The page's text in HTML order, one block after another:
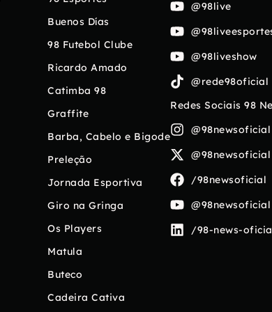
Buenos Días
98 Futebol Clube
Ricardo Amado
Catimba 98
Graffite
Barba, Cabelo e Bigode
Preleção
Jornada Esportiva
Giro na Gringa
Os Players
Matula
Buteco
Cadeira Cativa
@98live
@98liveshow
@rede98oficial
Redes Sociais 98
@98newsoficial
@98newsoficial
/98newsoficial
@98newsoficial
/98-news-